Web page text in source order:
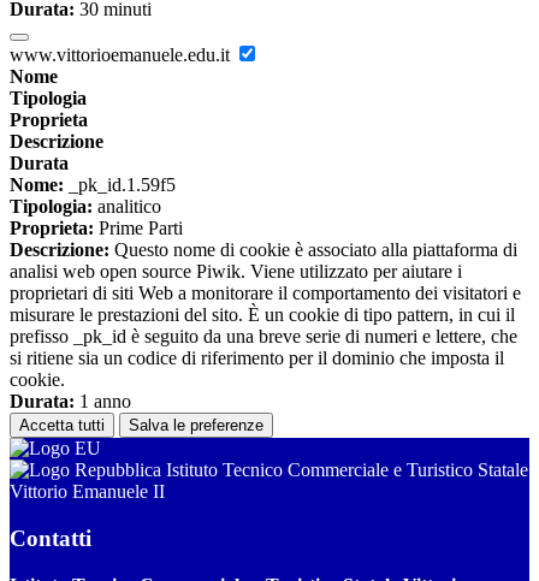
Durata: 30 minuti
www.vittorioemanuele.edu.it
Nome
Tipologia
Proprieta
Descrizione
Durata
Nome: _pk_id.1.59f5
Tipologia: analitico
Proprieta: Prime Parti
Descrizione: Questo nome di cookie è associato alla piattaforma di
analisi web open source Piwik. Viene utilizzato per aiutare i
proprietari di siti Web a monitorare il comportamento dei visitatori e
misurare le prestazioni del sito. È un cookie di tipo pattern, in cui il
prefisso _pk_id è seguito da una breve serie di numeri e lettere, che
si ritiene sia un codice di riferimento per il dominio che imposta il
cookie.
Durata: 1 anno
Accetta tutti Salva le preferenze
Istituto Tecnico Commerciale e Turistico Statale
Vittorio Emanuele II
Contatti